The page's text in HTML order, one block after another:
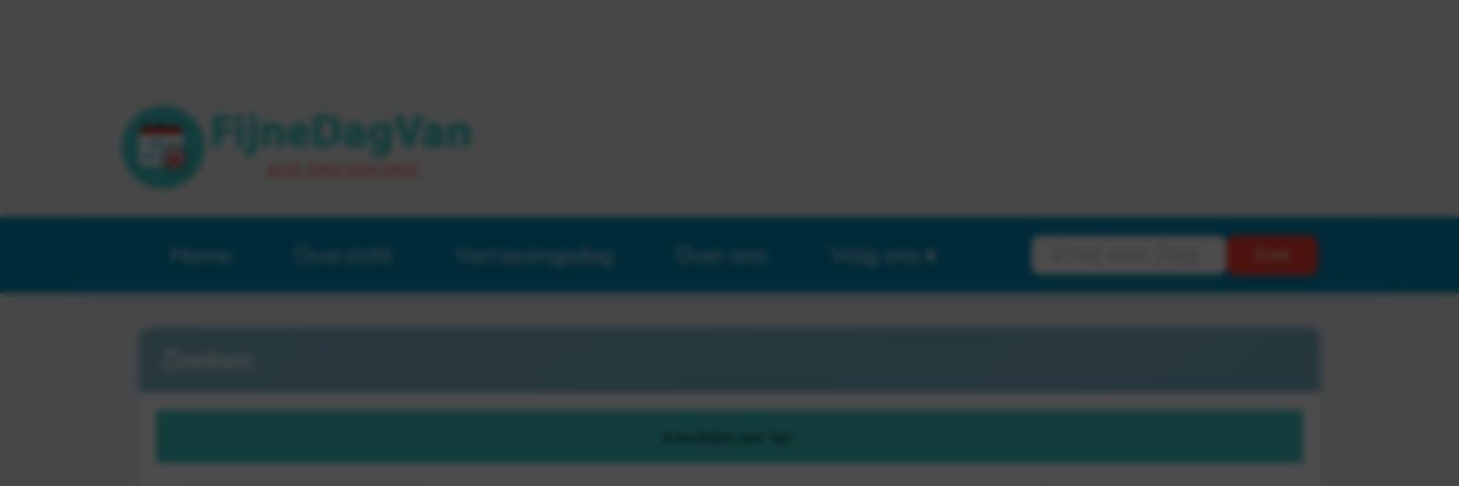
Home Overzicht Verrassingsdag Over ons Volg ons